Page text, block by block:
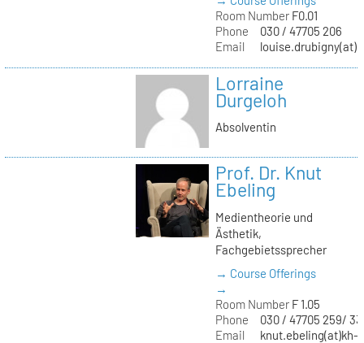
Room NumberF0.01
Phone
030 / 47705 206
Email
Lorraine
Durgeloh
Absolventin
Prof. Dr. Knut
Ebeling
Medientheorie und
Ästhetik,
Fachgebietssprecher
→ Course Offerings
→
Room NumberF 1.05
Phone
030 / 47705 259/
Email
knut.ebeling(at)kh-